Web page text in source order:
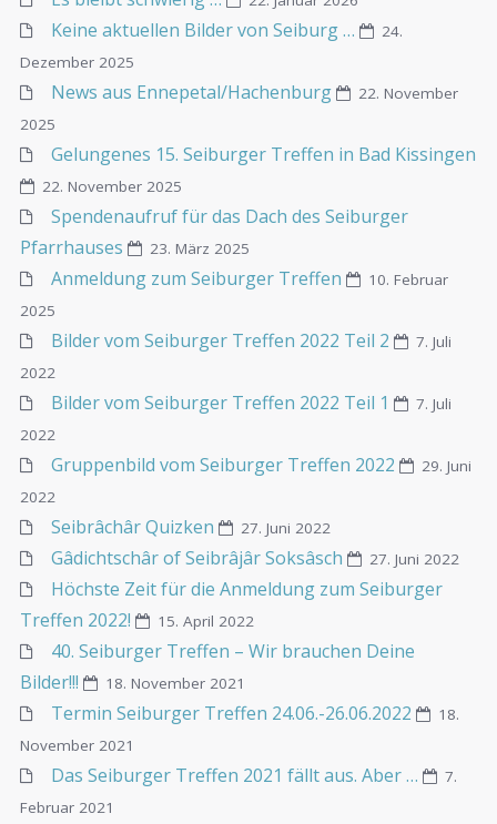
Keine aktuellen Bilder von Seiburg …
24.
Dezember 2025
News aus Ennepetal/Hachenburg
22. November
2025
Gelungenes 15. Seiburger Treffen in Bad Kissingen
22. November 2025
Spendenaufruf für das Dach des Seiburger
Pfarrhauses
23. März 2025
Anmeldung zum Seiburger Treffen
10. Februar
2025
Bilder vom Seiburger Treffen 2022 Teil 2
7. Juli
2022
Bilder vom Seiburger Treffen 2022 Teil 1
7. Juli
2022
Gruppenbild vom Seiburger Treffen 2022
29. Juni
2022
Seibrâchâr Quizken 27. Juni 2022
Gâdichtschâr of Seibrâjâr Soksâsch 27. Juni 2022
Höchste Zeit für die Anmeldung zum Seiburger
Treffen 2022!
15. April 2022
40. Seiburger Treffen – Wir brauchen Deine
Bilder!!!
18. November 2021
Termin Seiburger Treffen 24.06.-26.06.2022
18.
November 2021
Das Seiburger Treffen 2021 fällt aus. Aber …
7.
Februar 2021